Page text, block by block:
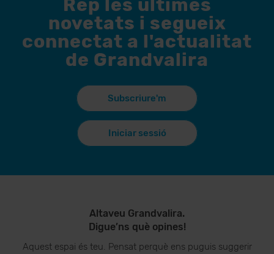
Rep les últimes
novetats i segueix
connectat a l'actualitat
de Grandvalira
Subscriure'm
Iniciar sessió
Altaveu Grandvalira.
Digue’ns què opines!
Aquest espai és teu. Pensat perquè ens puguis suggerir